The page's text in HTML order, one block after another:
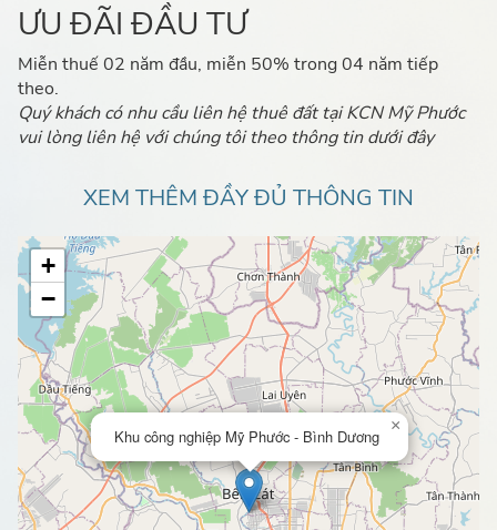
ƯU ĐÃI ĐẦU TƯ
Miễn thuế 02 năm đầu, miễn 50% trong 04 năm tiếp
theo.
Quý khách có nhu cầu liên hệ thuê đất tại KCN Mỹ Phước
vui lòng liên hệ với chúng tôi theo thông tin dưới đây
XEM THÊM ĐẦY ĐỦ THÔNG TIN
Khu công nghiệp Mỹ Phước - Bình Dương
×
+
−